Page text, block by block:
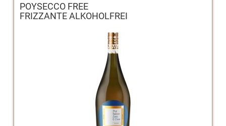
POYSECCO FREE
FRIZZANTE ALKOHOLFREI